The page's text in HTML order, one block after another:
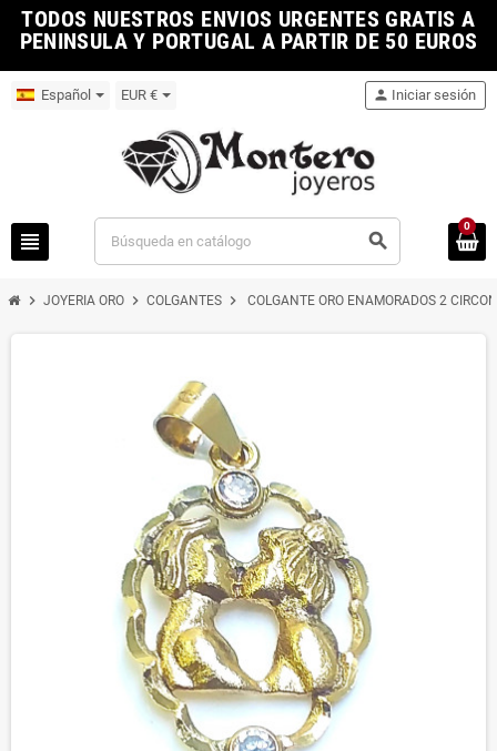
TODOS NUESTROS ENVIOS URGENTES GRATIS A
PENINSULA Y PORTUGAL A PARTIR DE 50 EUROS
Español EUR €
view_headline search
person Iniciar sesión
0
chevron_right JOYERIA ORO chevron_right COLGANTES chevron_right COLGANTE ORO ENAMORADOS 2